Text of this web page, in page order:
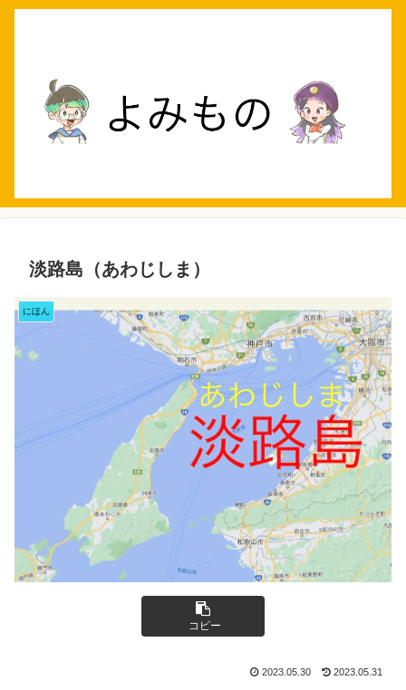
淡路島（あわじしま）
にほん
コピー
2023.05.30 2023.05.31